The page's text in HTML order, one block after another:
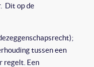
Dit op de
tussen een
regelt. Een